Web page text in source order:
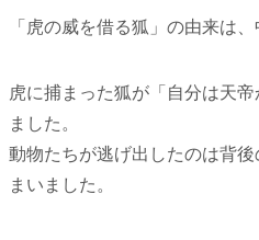
「虎の威を借る狐」の由来は
虎に捕まった狐が「自分は天
ました。
動物たちが逃げ出したのは背
まいました。